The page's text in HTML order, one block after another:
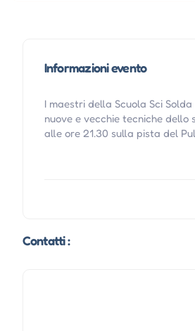
Informazioni evento
I maestri della Scuola Sci
nuove e vecchie tecniche dello
alle ore 21.30 sulla pista del
Contatti :